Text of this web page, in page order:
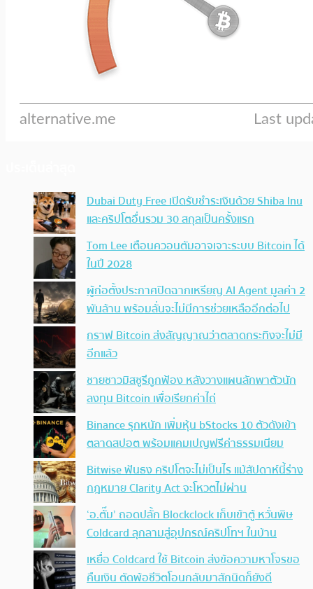
Dubai Duty Free เปิดรับชำระเงินด้วย Shiba Inu
และคริปโตอื่นรวม 30 สกุลเป็นครั้งแรก
Tom Lee เตือนควอนตัมอาจเจาะระบบ Bitcoin ได้
ในปี 2028
ผู้ก่อตั้งประกาศปิดฉากเหรียญ AI Agent มูลค่า 2
พันล้าน พร้อมลั่นจะไม่มีการช่วยเหลืออีกต่อไป
กราฟ Bitcoin ส่งสัญญาณว่าตลาดกระทิงจะไม่มี
อีกแล้ว
ชายชาวมิสซูรีถูกฟ้อง หลังวางแผนลักพาตัวนัก
ลงทุน Bitcoin เพื่อเรียกค่าไถ่
Binance รุกหนัก เพิ่มหุ้น bStocks 10 ตัวดังเข้า
ตลาดสปอต พร้อมแคมเปญฟรีค่าธรรมเนียม
Bitwise ฟันธง คริปโตจะไม่เป็นไร แม้สัปดาห์นี้ร่าง
กฎหมาย Clarity Act จะโหวตไม่ผ่าน
‘อ.ตั๊ม’ ถอดปลั้ก Blockclock เก็บเข้าตู้ หวั่นพิษ
Coldcard ลุกลามสู่อุปกรณ์คริปโทฯ ในบ้าน
เหยื่อ Coldcard ใช้ Bitcoin ส่งข้อความหาโจรขอ
คืนเงิน ตัดพ้อชีวิตโอนกลับมาสักนิดก็ยังดี